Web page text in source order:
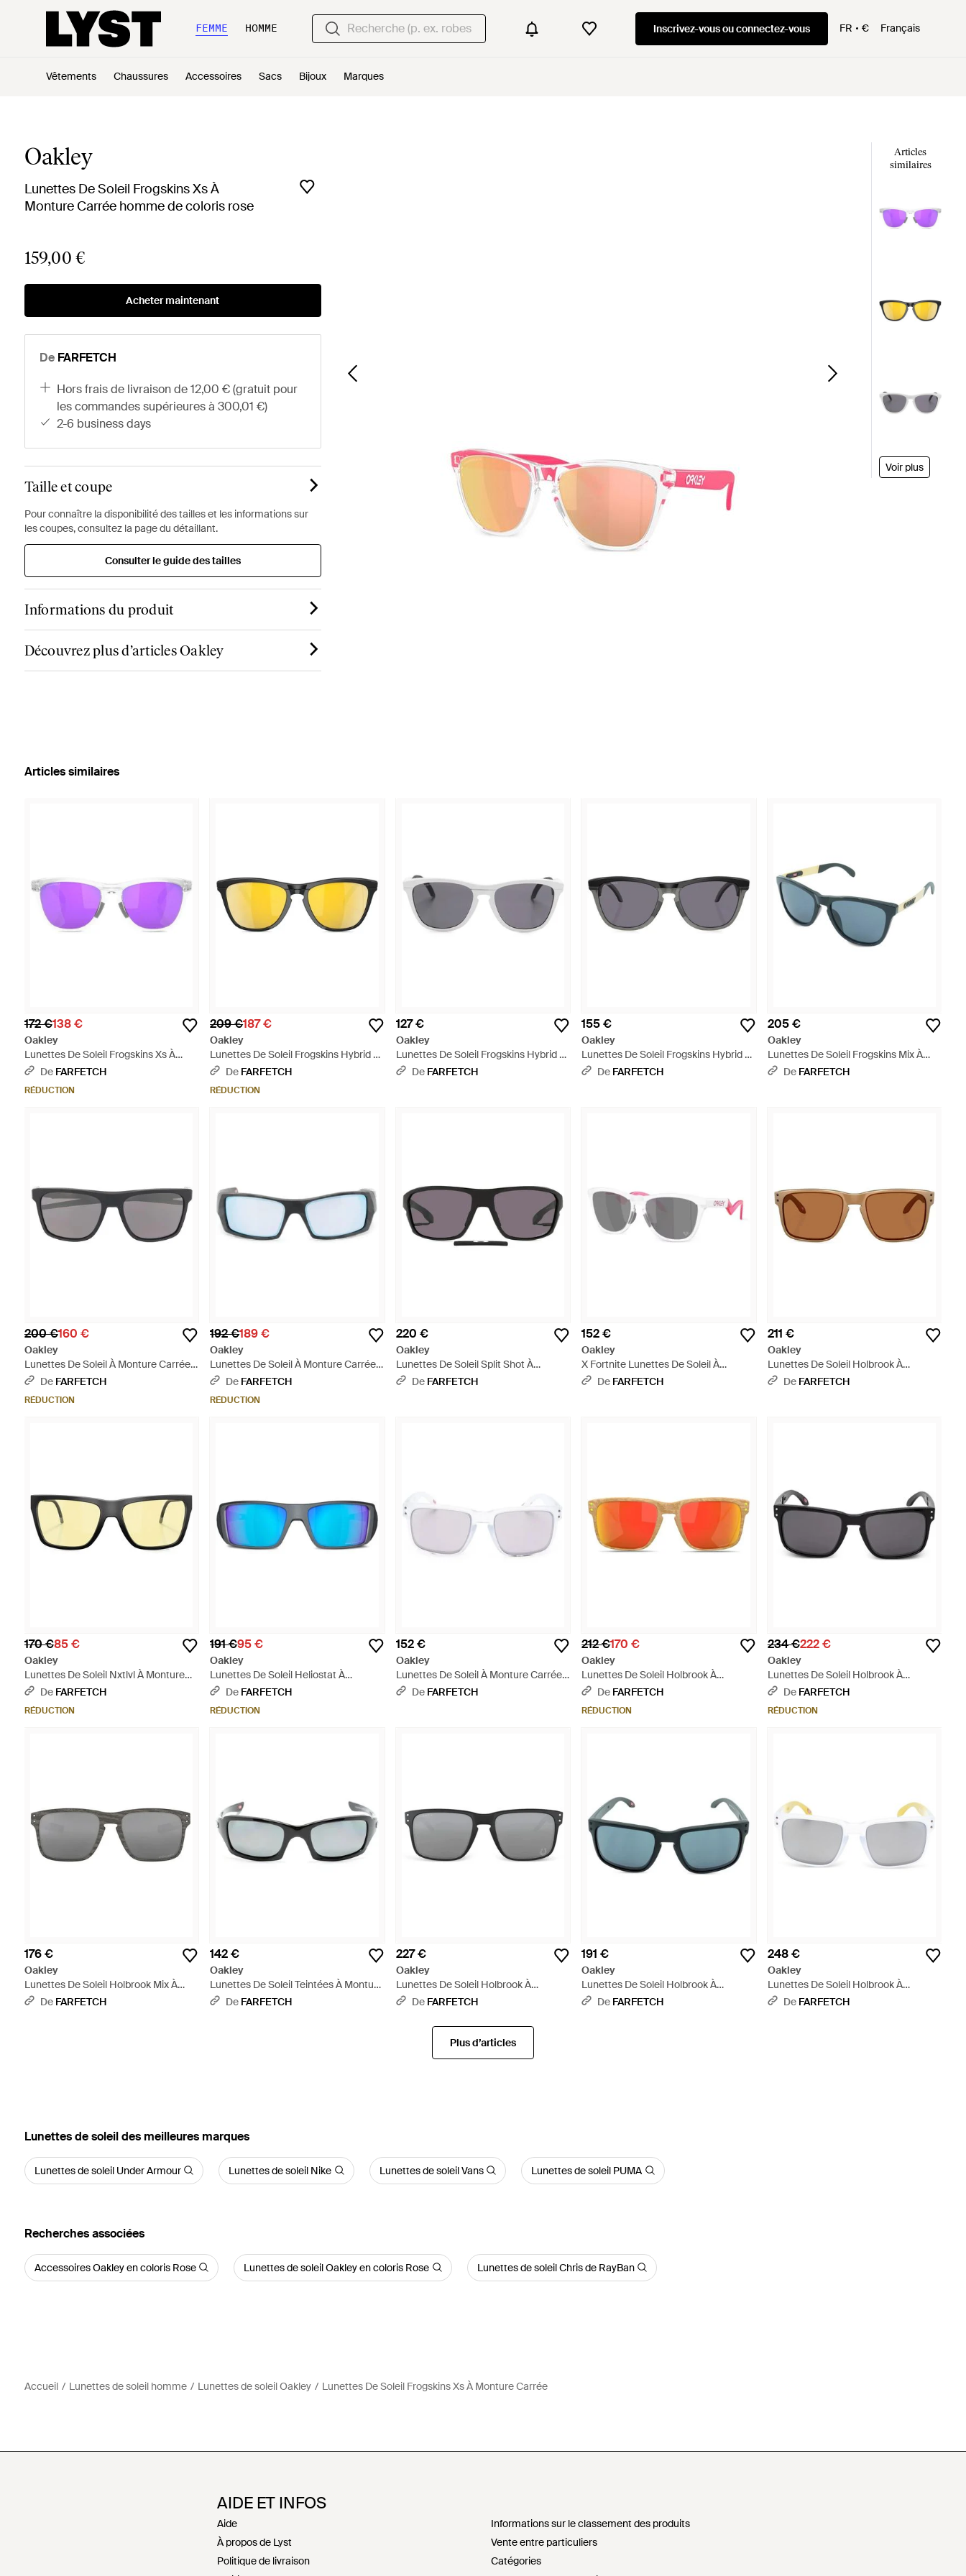
FEMME HOMME Inscrivez-vous ou connectez-vous FR € Français
Vêtements Chaussures Accessoires Sacs Bijoux Marques
Oakley
Lunettes De Soleil Frogskins Xs À
Monture Carrée homme de coloris rose
159,00 €
Acheter maintenant
De FARFETCH
hors frais de livraison de 12,00 € (gratuit pour
les commandes supérieures à 300,01 €)
2-6 business days
Taille et coupe
Pour connaître la disponibilité des tailles et les informations sur
les coupes, consultez la page du détaillant.
Consulter le guide des tailles
Informations du produit
Découvrez plus d’articles Oakley
Articles
similaires
Voir plus
Articles similaires
172 €138 €
Oakley
Lunettes De Soleil Frogskins Xs À
Monture Carrée - Violet
De FARFETCH
RÉDUCTION
209 €187 €
Oakley
Lunettes De Soleil Frogskins Hybrid À
Monture Carrée - Jaune
De FARFETCH
RÉDUCTION
127 €
Oakley
Lunettes De Soleil Frogskins Hybrid À
Monture Carrée - Gris
De FARFETCH
155 €
Oakley
Lunettes De Soleil Frogskins Hybrid À
Monture Carrée - Gris
De FARFETCH
205 €
Oakley
Lunettes De Soleil Frogskins Mix À
Monture Carrée - Bleu
De FARFETCH
200 €160 €
Oakley
Lunettes De Soleil À Monture Carrée -
GrisDe FARFETCH
RÉDUCTION
192 €189 €
Oakley
Lunettes De Soleil À Monture Carrée -
Blanc
De FARFETCH
RÉDUCTION
220 €
Oakley
Lunettes De Soleil Split Shot À
Monture Carrée - Gris
De FARFETCH
152 €
Oakley
X Fortnite Lunettes De Soleil À
Monture Géométrique - Gris
De FARFETCH
211 €
Oakley
Lunettes De Soleil Holbrook À
Monture Carrée - Marron
De FARFETCH
170 €85 €
Oakley
Lunettes De Soleil Nxtlvl À Monture
Carrée - Neutre
De FARFETCH
RÉDUCTION
191 €95 €
Oakley
Lunettes De Soleil Heliostat À
Monture Carrée - Bleu
De FARFETCH
RÉDUCTION
152 €
Oakley
Lunettes De Soleil À Monture Carrée -
Blanc
De FARFETCH
212 €170 €
Oakley
Lunettes De Soleil Holbrook À
Monture Carrée - Orange
De FARFETCH
RÉDUCTION
234 €222 €
Oakley
Lunettes De Soleil Holbrook À
Monture Carrée - Noir
De FARFETCH
RÉDUCTION
176 €
Oakley
Lunettes De Soleil Holbrook Mix À
Monture Carrée - Gris
De FARFETCH
142 €
Oakley
Lunettes De Soleil Teintées À Monture
Carrée - Noir
De FARFETCH
227 €
Oakley
Lunettes De Soleil Holbrook À
Monture Carrée - Gris
De FARFETCH
191 €
Oakley
Lunettes De Soleil Holbrook À
Monture Carrée - Bleu
De FARFETCH
248 €
Oakley
Lunettes De Soleil Holbrook À
Monture Carrée - Blanc
De FARFETCH
Plus d’articles
‪Lunettes de soleil‬ des meilleures marques
Lunettes de soleil Under Armour Lunettes de soleil Nike Lunettes de soleil Vans Lunettes de soleil PUMA
Recherches associées
Accessoires Oakley en coloris Rose Lunettes de soleil Oakley en coloris Rose Lunettes de soleil Chris de RayBan
Accueil Lunettes de soleil homme Lunettes de soleil Oakley Lunettes De Soleil Frogskins Xs À Monture Carrée
AIDE ET INFOS
Aide
À propos de Lyst
Politique de livraison
Informations sur le classement des produits
Vente entre particuliers
Catégories